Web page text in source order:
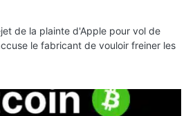
de la plainte d'Apple pour vol de
le fabricant de vouloir freiner les
de 64 000 dollars avant